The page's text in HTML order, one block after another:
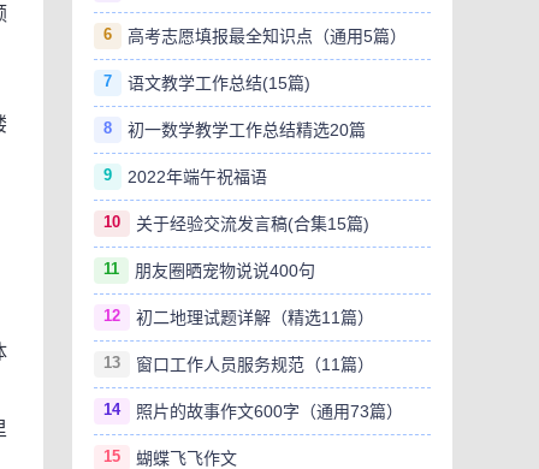
6 高考志愿填报最全知识点（通用5篇）
7 语文教学工作总结(15篇)
8 初一数学教学工作总结精选20篇
9 2022年端午祝福语
10 关于经验交流发言稿(合集15篇)
11 朋友圈晒宠物说说400句
12 初二地理试题详解（精选11篇）
13 窗口工作人员服务规范（11篇）
14 照片的故事作文600字（通用73篇）
15 蝴蝶飞飞作文